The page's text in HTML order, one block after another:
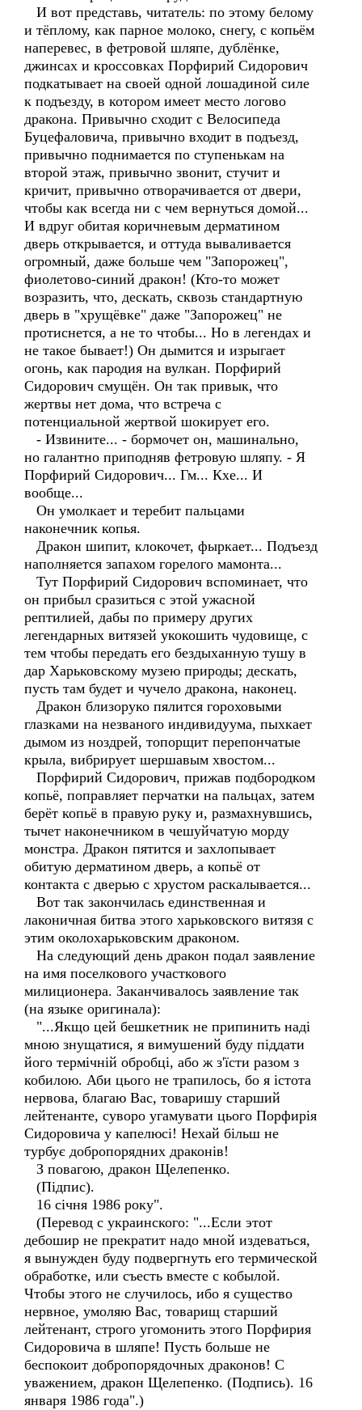
И вот представь, читатель: по этому белому
и тёплому, как парное молоко, снегу, с копьём
наперевес, в фетровой шляпе, дублёнке,
джинсах и кроссовках Порфирий Сидорович
подкатывает на своей одной лошадиной силе
к подъезду, в котором имеет место логово
дракона. Привычно сходит с Велосипеда
Буцефаловича, привычно входит в подъезд,
привычно поднимается по ступенькам на
второй этаж, привычно звонит, стучит и
кричит, привычно отворачивается от двери,
чтобы как всегда ни с чем вернуться домой...
И вдруг обитая коричневым дерматином
дверь открывается, и оттуда вываливается
огромный, даже больше чем "Запорожец",
фиолетово-синий дракон! (Кто-то может
возразить, что, дескать, сквозь стандартную
дверь в "хрущёвке" даже "Запорожец" не
протиснется, а не то чтобы... Но в легендах и
не такое бывает!) Он дымится и изрыгает
огонь, как пародия на вулкан. Порфирий
Сидорович смущён. Он так привык, что
жертвы нет дома, что встреча с
потенциальной жертвой шокирует его.
- Извините... - бормочет он, машинально,
но галантно приподняв фетровую шляпу. - Я
Порфирий Сидорович... Гм... Кхе... И
вообще...
Он умолкает и теребит пальцами
наконечник копья.
Дракон шипит, клокочет, фыркает... Подъезд
наполняется запахом горелого мамонта...
Тут Порфирий Сидорович вспоминает, что
он прибыл сразиться с этой ужасной
рептилией, дабы по примеру других
легендарных витязей укокошить чудовище, с
тем чтобы передать его бездыханную тушу в
дар Харьковскому музею природы; дескать,
пусть там будет и чучело дракона, наконец.
Дракон близоруко пялится гороховыми
глазками на незваного индивидуума, пыхкает
дымом из ноздрей, топорщит перепончатые
крыла, вибрирует шершавым хвостом...
Порфирий Сидорович, прижав подбородком
копьё, поправляет перчатки на пальцах, затем
берёт копьё в правую руку и, размахнувшись,
тычет наконечником в чешуйчатую морду
монстра. Дракон пятится и захлопывает
обитую дерматином дверь, а копьё от
контакта с дверью с хрустом раскалывается...
Вот так закончилась единственная и
лаконичная битва этого харьковского витязя с
этим околохарьковским драконом.
На следующий день дракон подал заявление
на имя поселкового участкового
милиционера. Заканчивалось заявление так
(на языке оригинала):
"...Якщо цей бешкетник не припинить наді
мною знущатися, я вимушений буду піддати
його термічній обробці, або ж з'їсти разом з
кобилою. Аби цього не трапилось, бо я істота
нервова, благаю Вас, товаришу старший
лейтенанте, суворо угамувати цього Порфирія
Сидоровича у капелюсі! Нехай більш не
турбує добропорядних драконів!
З повагою, дракон Щелепенко.
(Підпис).
16 січня 1986 року".
(Перевод с украинского: "...Если этот
дебошир не прекратит надо мной издеваться,
я вынужден буду подвергнуть его термической
обработке, или съесть вместе с кобылой.
Чтобы этого не случилось, ибо я существо
нервное, умоляю Вас, товарищ старший
лейтенант, строго угомонить этого Порфирия
Сидоровича в шляпе! Пусть больше не
беспокоит добропорядочных драконов! С
уважением, дракон Щелепенко. (Подпись). 16
января 1986 года".)